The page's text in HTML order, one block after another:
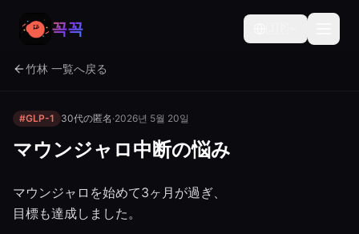
꼭꼭
竹林 一覧へ戻る
#GLP-1 30代の匿名 ·2026년 5월 20일
マウンジャロ中断の悩み
マウンジャロを始めて3ヶ月が過ぎ、
目標も達成しました。